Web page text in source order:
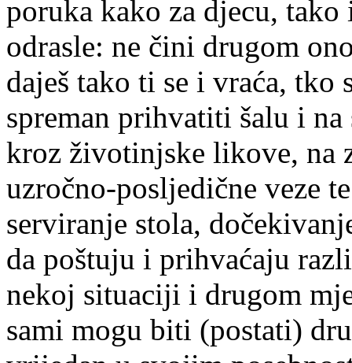
poruka kako za djecu,
odrasle: ne čini drugom
daješ tako ti se i vraća, tko
spreman prihvatiti šalu i
kroz životinjske likove, na
uzročno-posljedične veze
serviranje stola,
da poštuju i prihvaćaju
nekoj situaciji i drugom
sami mogu biti (postati)